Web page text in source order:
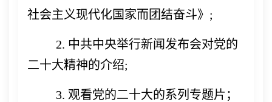
社会主义现代化国家而团结奋斗》;
2. 中共中央举行新闻发布会对党的
二十大精神的介绍;
3. 观看党的二十大的系列专题片；